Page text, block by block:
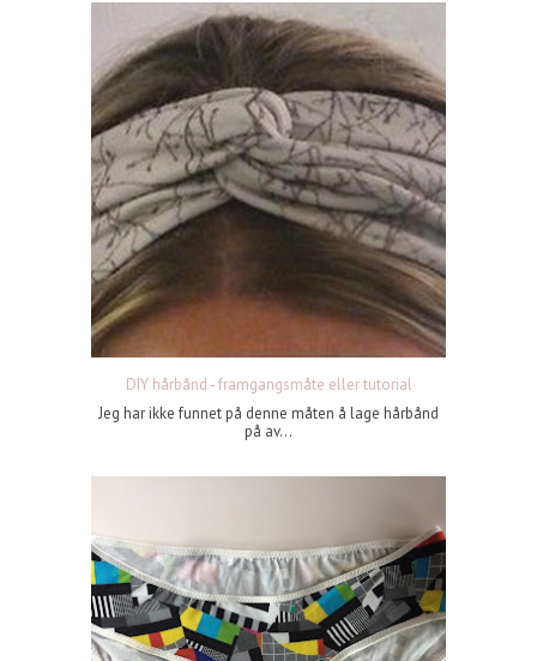
DIY hårbånd - framgangsmåte eller tutorial
Jeg har ikke funnet på denne måten å lage hårbånd
på av...